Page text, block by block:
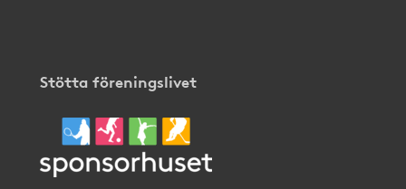
Stötta föreningslivet